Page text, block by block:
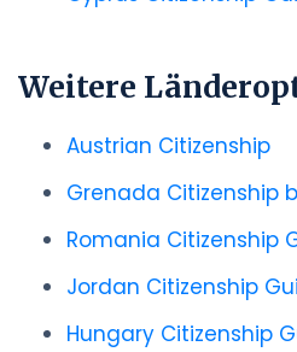
Weitere
Austrian Citizenship
Grenada Citizenship
Romania Citizenship
Jordan Citizenship
Hungary Citizenship